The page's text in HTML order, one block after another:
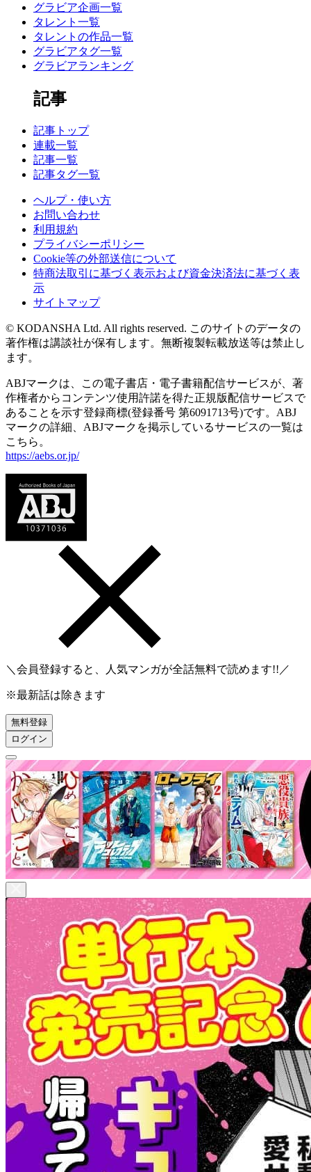
グラビア企画一覧
タレント一覧
タレントの作品一覧
グラビアタグ一覧
グラビアランキング
記事
記事トップ
連載一覧
記事一覧
記事タグ一覧
ヘルプ・使い方
お問い合わせ
利用規約
プライバシーポリシー
Cookie等の外部送信について
特商法取引に基づく表示および資金決済法に基づく表
示
サイトマップ
© KODANSHA Ltd. All rights reserved. このサイトのデータの
著作権は講談社が保有します。無断複製転載放送等は禁止し
ます。
ABJマークは、この電子書店・電子書籍配信サービスが、著
作権者からコンテンツ使用許諾を得た正規版配信サービスで
あることを示す登録商標(登録番号 第6091713号)です。ABJ
マークの詳細、ABJマークを掲示しているサービスの一覧は
こちら。
https://aebs.or.jp/
＼会員登録すると、人気マンガが全話無料で読めます!!／
※最新話は除きます
無料登録
ログイン